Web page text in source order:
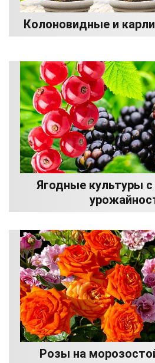
Колоновидные и
Ягодные культуры
Розы на